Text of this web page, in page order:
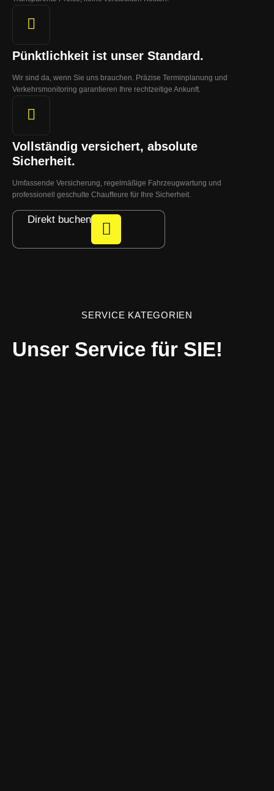
Pünktlichkeit ist unser Standard.
Wir sind da, wenn Sie uns brauchen. Präzise Terminplanung und
Verkehrsmonitoring garantieren Ihre rechtzeitige Ankunft.
Vollständig versichert, absolute
Sicherheit.
Umfassende Versicherung, regelmäßige Fahrzeugwartung und
professionell geschulte Chauffeure für Ihre Sicherheit.
Direkt buchen
SERVICE KATEGORIEN
Unser Service für SIE!